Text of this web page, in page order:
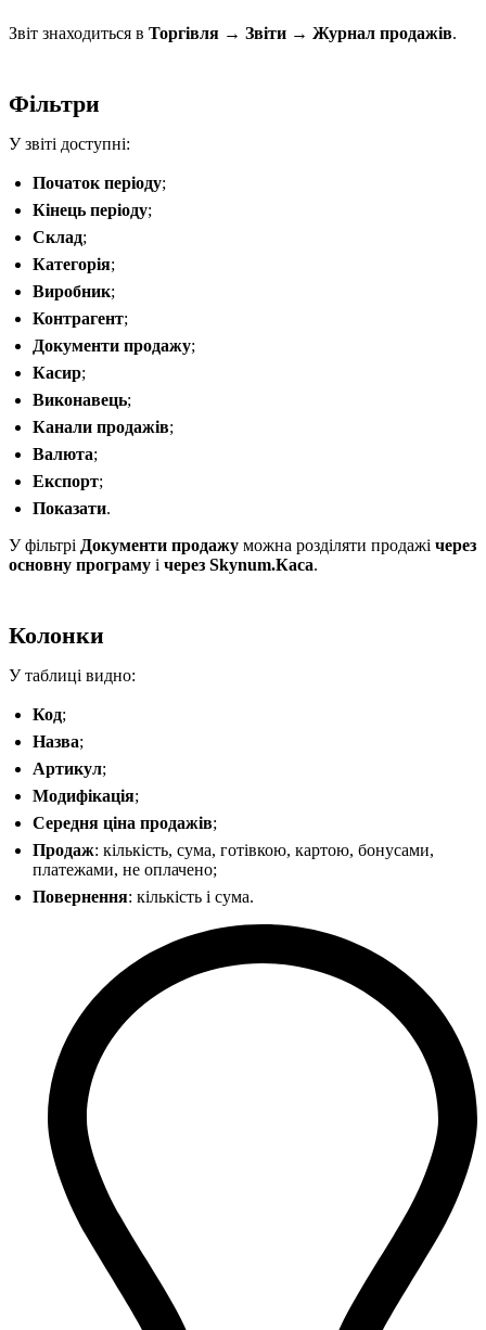
Звіт знаходиться в Торгівля → Звіти → Журнал продажів.
Фільтри
У звіті доступні:
Початок періоду;
Кінець періоду;
Склад;
Категорія;
Виробник;
Контрагент;
Документи продажу;
Касир;
Виконавець;
Канали продажів;
Валюта;
Експорт;
Показати.
У фільтрі Документи продажу можна розділяти продажі через
основну програму і через Skynum.Каса.
Колонки
У таблиці видно:
Код;
Назва;
Артикул;
Модифікація;
Середня ціна продажів;
Продаж: кількість, сума, готівкою, картою, бонусами,
платежами, не оплачено;
Повернення: кількість і сума.